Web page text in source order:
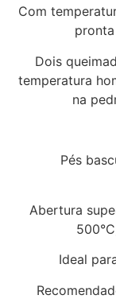
Com
Dois
temperatura
na
Pés
Abertura
Ideal